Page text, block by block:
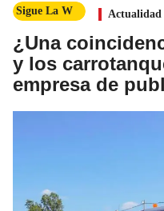
Sigue La W Actualidad
¿Una
y los
empresa de